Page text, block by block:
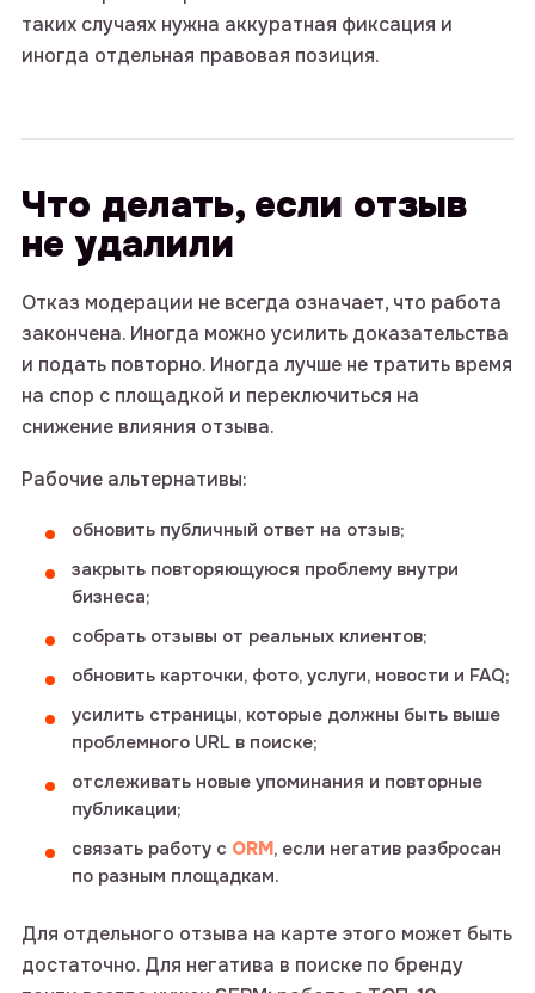
таких случаях нужна аккуратная фиксация и
иногда отдельная правовая позиция.
Что делать, если отзыв
не удалили
Отказ модерации не всегда означает, что работа
закончена. Иногда можно усилить доказательства
и подать повторно. Иногда лучше не тратить время
на спор с площадкой и переключиться на
снижение влияния отзыва.
Рабочие альтернативы:
обновить публичный ответ на отзыв;
закрыть повторяющуюся проблему внутри
бизнеса;
собрать отзывы от реальных клиентов;
обновить карточки, фото, услуги, новости и FAQ;
усилить страницы, которые должны быть выше
проблемного URL в поиске;
отслеживать новые упоминания и повторные
публикации;
связать работу с ORM, если негатив разбросан
по разным площадкам.
Для отдельного отзыва на карте этого может быть
достаточно. Для негатива в поиске по бренду
проведем бесплатный
аудит и расскажем, как
улучшить результаты
Контакты
телефон: +7 (993) 076 72 36
telegram-канал: @mapsintop
Ваше имя
Ваша почта
Номер телефона
Комментарий
Нажимая на кнопку «Отправить заявку»,
вы соглашаетесь с
Политикой
конфиденциальностии даете согласие
на обработку персональных данных.
ОТПРАВИТЬ ЗАЯВКУ
@intop_click